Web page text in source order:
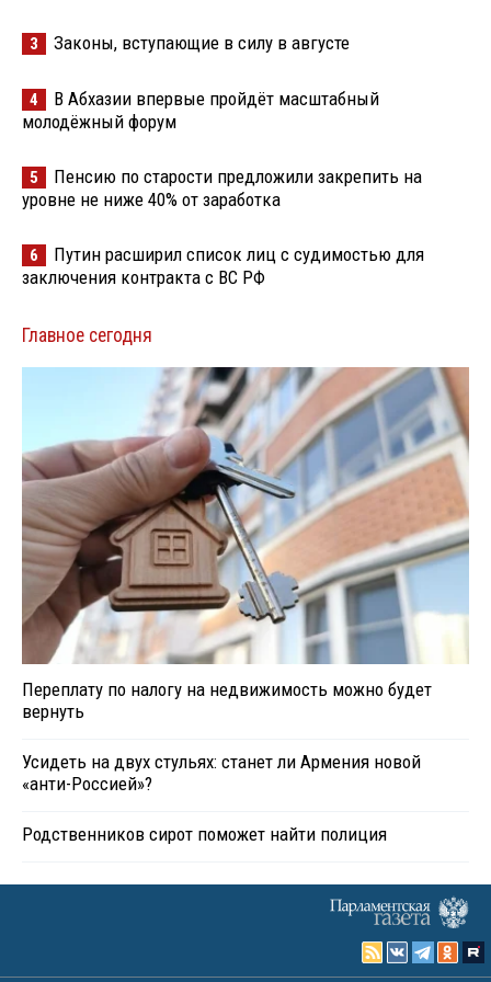
3 Законы, вступающие в силу в августе
4
В Абхазии впервые пройдёт масштабный
молодёжный форум
5
Пенсию по старости предложили закрепить на
уровне не ниже 40% от заработка
6
Путин расширил список лиц с судимостью для
заключения контракта с ВС РФ
Главное сегодня
Переплату по налогу на недвижимость можно будет
вернуть
Усидеть на двух стульях: станет ли Армения новой
«анти-Россией»?
Родственников сирот поможет найти полиция